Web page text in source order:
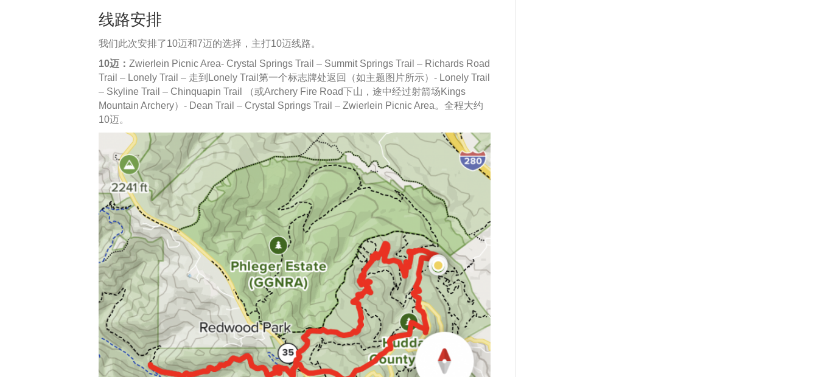
线路安排
我们此次安排了10迈和7迈的选择，主打10迈线路。
10迈： Zwierlein Picnic Area- Crystal Springs Trail – Summit Springs Trail – Richards Road
Trail – Lonely Trail – 走到Lonely Trail第一个标志牌处返回（如主题图片所示）- Lonely Trail
– Skyline Trail – Chinquapin Trail （或Archery Fire Road下山，途中经过射箭场Kings
Mountain Archery）- Dean Trail – Crystal Springs Trail – Zwierlein Picnic Area。全程大约
10迈。